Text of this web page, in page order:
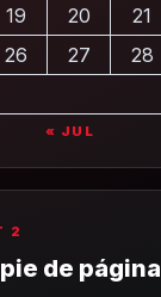
19 20 21
26 27 28
« JUL
2
de página